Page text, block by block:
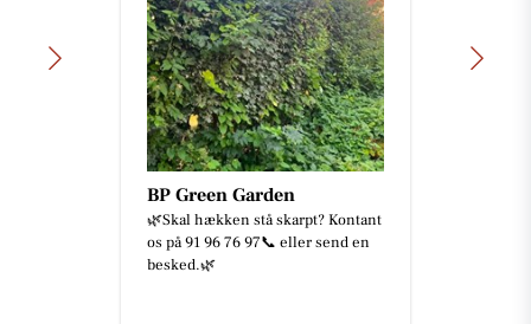
BP Green Garden
🌿Skal hækken stå skarpt? Kontant
os på 91 96 76 97📞 eller send en
besked.🌿